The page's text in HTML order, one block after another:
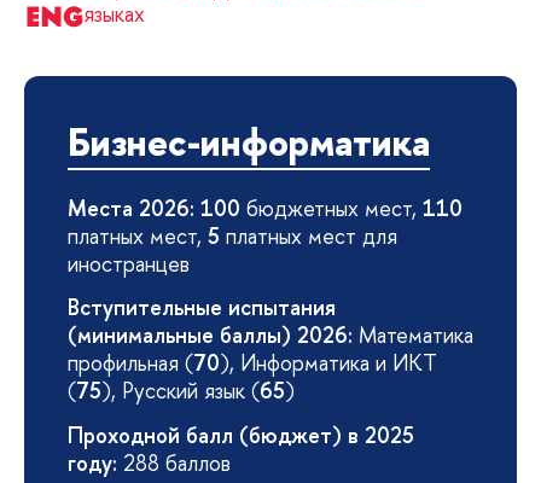
языках
Бизнес-информатика
Места 2026: 100 бюджетных мест, 110
платных мест, 5 платных мест для
иностранцев
Вступительные испытания
(минимальные баллы) 2026: Математика
профильная (70), Информатика и ИКТ
(75), Русский язык (65)
Проходной балл (бюджет) в 2025
году: 288 баллов